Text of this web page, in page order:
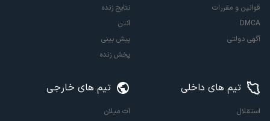
قوانین و مقررات
DMCA
آگهی دولتی
نتایج زنده
آنتن
پیش بینی
پخش زنده
تیم های داخلی
استقلال
تیم های خارجی
آث میلان